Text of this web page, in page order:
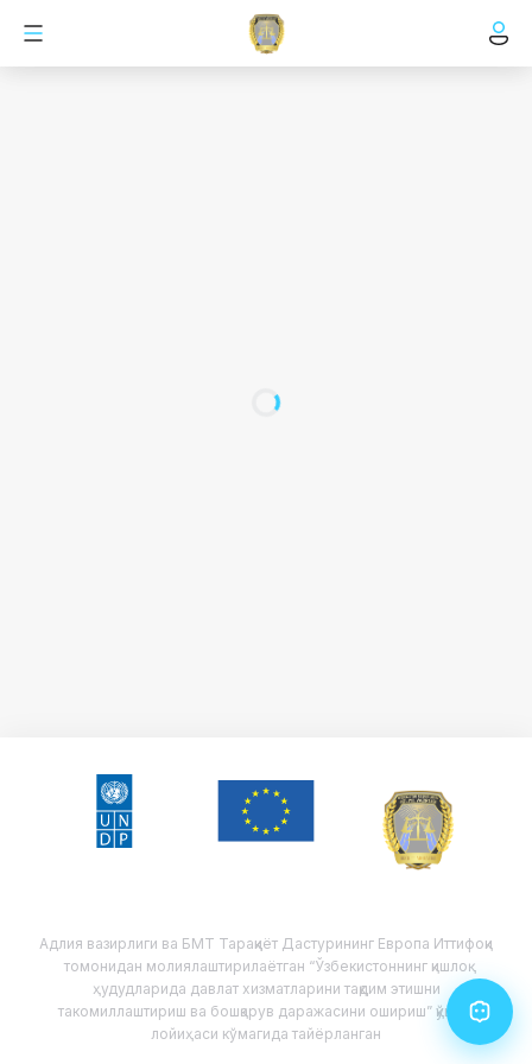
Адлия вазирлиги ва БМТ Тараққиёт Дастурининг Европа Иттифоқи
томонидан молиялаштирилаётган “Ўзбекистоннинг қишлоқ
ҳудудларида давлат хизматларини тақдим этишни
такомиллаштириш ва бошқарув даражасини ошириш” қўшма
лойиҳаси кўмагида тайёрланган